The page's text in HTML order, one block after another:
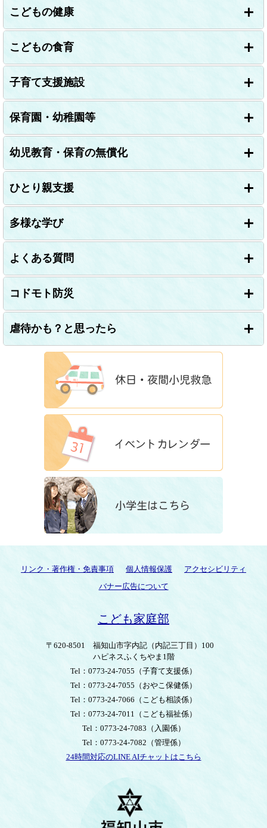
こどもの健康
こどもの食育
子育て支援施設
保育園・幼稚園等
幼児教育・保育の無償化
ひとり親支援
多様な学び
よくある質問
コドモト防災
虐待かも？と思ったら
リンク・著作権・免責事項 個人情報保護
アクセシビリティ
バナー広告について
こども家庭部
〒620-8501 福知山市字内記（内記三丁目）100
ハピネスふくちやま1階
Tel：0773-24-7055 （子育て支援係）
Tel：0773-24-7055 （おやこ保健係）
Tel：0773-24-7066 （こども相談係）
Tel：0773-24-7011 （こども福祉係）
Tel：0773-24-7083 （入園係）
Tel：0773-24-7082 （管理係）
24時間対応のLINE AIチャットはこちら